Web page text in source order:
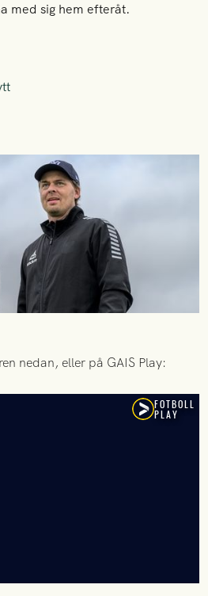
med sig hem efteråt.
nedan, eller på GAIS Play: